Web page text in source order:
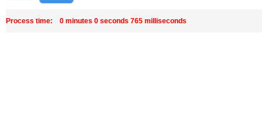
Process time: 0 minutes 0 seconds 765 milliseconds